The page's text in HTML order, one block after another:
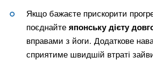
Якщо бажаєте прискорити
поєднайте японську дієту
вправами з йоги. Додаткове
сприятиме швидшій втраті